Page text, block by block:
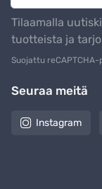
Tilaamalla
tuotteista ja
Suojattu
Seuraa meitä
Instagram